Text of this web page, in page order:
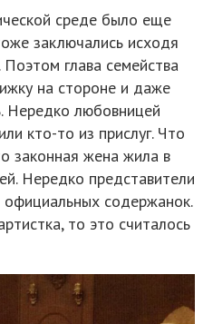
среде было еще
заключались исходя
глава семейства
на стороне и даже
Нередко любовницей
кто-то из прислуг. Что
законная жена жила в
Нередко представители
содержанок.
то это считалось